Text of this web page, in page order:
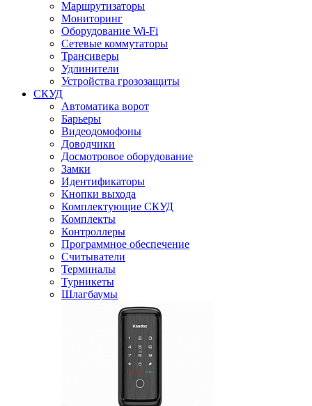
Маршрутизаторы
Мониторинг
Оборудование Wi-Fi
Сетевые коммутаторы
Трансиверы
Удлинители
Устройства грозозащиты
СКУД
Автоматика ворот
Барьеры
Видеодомофоны
Доводчики
Досмотровое оборудование
Замки
Идентификаторы
Кнопки выхода
Комплектующие СКУД
Комплекты
Контроллеры
Программное обеспечение
Считыватели
Терминалы
Турникеты
Шлагбаумы